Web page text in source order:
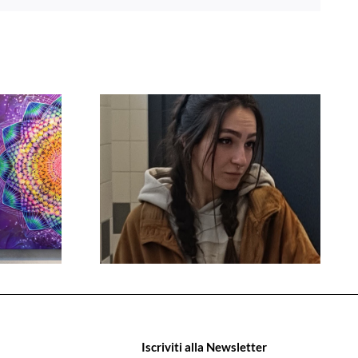
Iscriviti alla Newsletter